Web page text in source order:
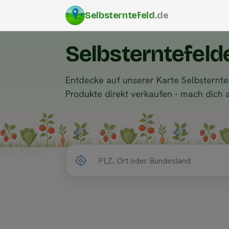
Selbsterntefeld.de
Entdecke auf unserer Karte
Produkte direkt verkaufen - mach dich